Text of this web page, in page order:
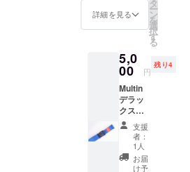
体カ
スト
ラビナ
（大）･
･･2個
・D型リ
ングア
ダプ
ター･･･
3個 ・
カラビ
ナ付き
スト
体･･･1
本 ・接
着ファ
スト
ラッ
プ･･･2
本 ・カ
ラビナ
（大）･
･･2個
・D型リ
ングア
ダプ
ター･･･
詳細を見る
タ
ー
ン
を
選
択
す
る
5,0
00 円
残り4
Multin
デラッ
クスタ
イプ
（ター
コイズ
ブ
ルー）
支援
者：
1人
お届
け予